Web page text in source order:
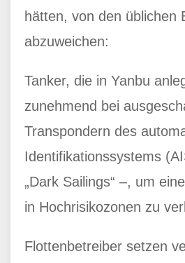
hätten, von den üblichen
abzuweichen:
Tanker, die in Yanbu
zunehmend bei
Transpondern des
Identifikationssystems
„Dark Sailings“ –, um
in Hochrisikozonen zu
Flottenbetreiber setzen